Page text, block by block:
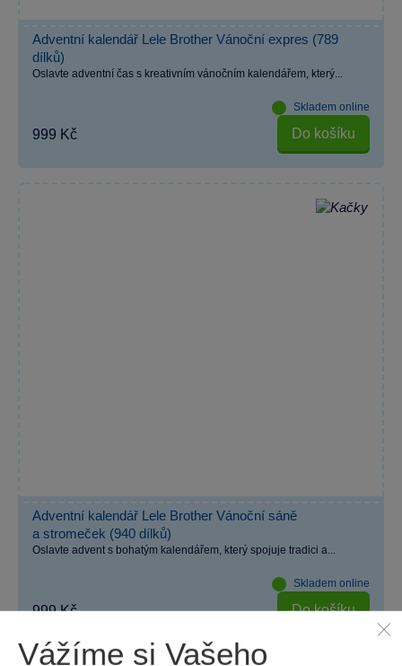
Adventní kalendář Lele Brother Vánoční expres (789
dílků)
Oslavte adventní čas s kreativním vánočním kalendářem, který...
Skladem online
999 Kč Do košíku
Adventní kalendář Lele Brother Vánoční sáně
a stromeček (940 dílků)
Oslavte advent s bohatým kalendářem, který spojuje tradici a...
Skladem online
999 Kč Do košíku
Vážíme si Vašeho